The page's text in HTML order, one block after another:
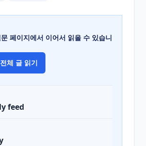
페이지에서 이어서 읽을 수 있습니
체 글 읽기
feed